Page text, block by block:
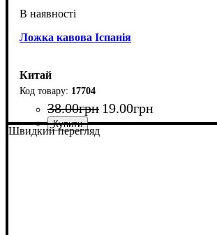
Ложка кавова Іспанія
Китай
17704
38.00грн 19.00грн
Швидкий перегляд